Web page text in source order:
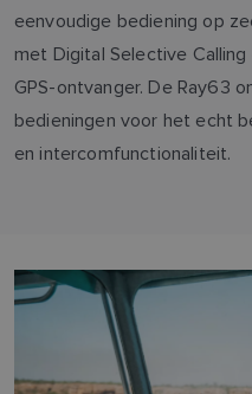
eenvoudige bediening op
met Digital Selective
GPS-ontvanger. De Ray63
bedieningen voor het echt
en intercomfunctionaliteit.